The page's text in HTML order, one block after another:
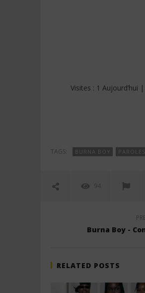
Visites : 1 Aujourd’hui
TAGS: BURNA BOY
94
Burna Boy -
RELATED POSTS